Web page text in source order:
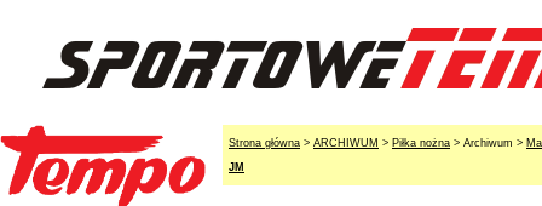
Strona główna > ARCHIWUM > Piłka nożna > Archiwum >
JM